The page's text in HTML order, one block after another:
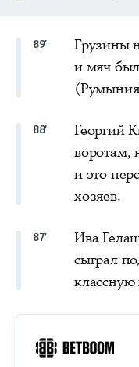
89'
Грузины
и мяч
88'
Георгий
воротам,
и это
хозяев.
87'
Ива
сыграл